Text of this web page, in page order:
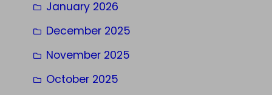
January 2026
December 2025
November 2025
October 2025